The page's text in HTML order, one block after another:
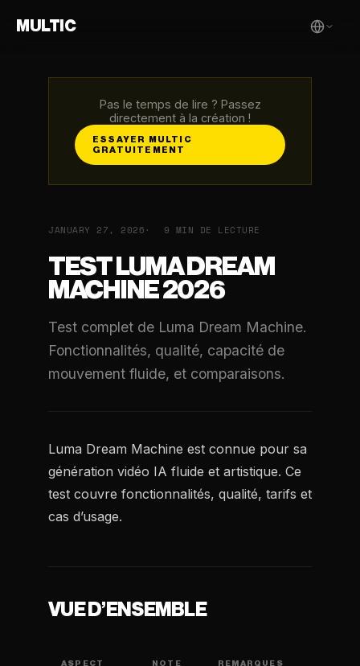
MULTIC
Pas le temps de lire ? Passez
directement à la création !
ESSAYER MULTIC
GRATUITEMENT
JANUARY 27, 2026 9 MIN DE LECTURE
TEST LUMA DREAM
MACHINE 2026
Test complet de Luma Dream Machine.
Fonctionnalités, qualité, capacité de
mouvement fluide, et comparaisons.
Luma Dream Machine est connue pour sa
génération vidéo IA fluide et artistique. Ce
test couvre fonctionnalités, qualité, tarifs et
cas d’usage.
VUE D’ENSEMBLE
ASPECT NOTE REMARQUES